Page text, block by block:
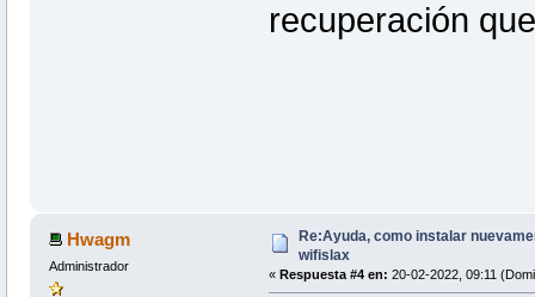
recuperación
Hwagm
Administrador
Re:Ayuda, como instalar
wifislax
« Respuesta #4 en: 20-02-2022, 09:11